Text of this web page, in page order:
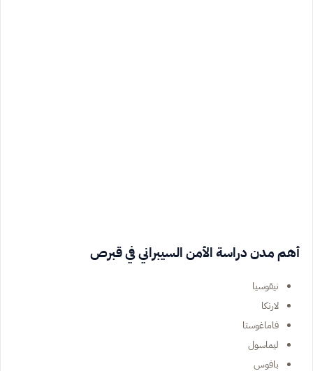
أهم مدن دراسة الأمن السيبراني في قبرص
نيقوسيا
لارنكا
فاماغوستا
ليماسول
بافوس